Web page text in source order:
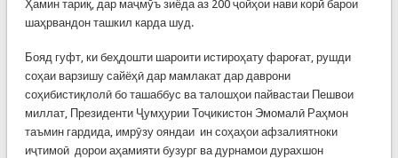
Ҳамин тариқ, дар маҷмӯъ зиёда аз 200 ҷойҳои нави корӣ барои
шаҳрвандон ташкил карда шуд.
Бояд гуфт, ки беҳдошти шароити истироҳату фароғат, рушди
соҳаи варзишу сайёҳӣ дар мамлакат дар даврони
соҳибистиқлолӣ бо ташаббус ва талошҳои пайвастаи Пешвои
миллат, Президенти Ҷумҳурии Тоҷикистон Эмомалӣ Раҳмон
таъмин гардида, имрӯзу ояндаи ин соҳаҳои афзалиятноки
иҷтимоӣ дорои аҳамияти бузург ва дурнамои дурахшон